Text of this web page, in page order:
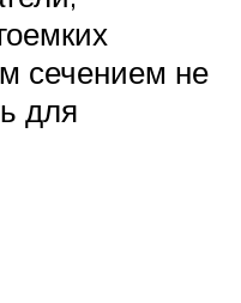
сечением не
для